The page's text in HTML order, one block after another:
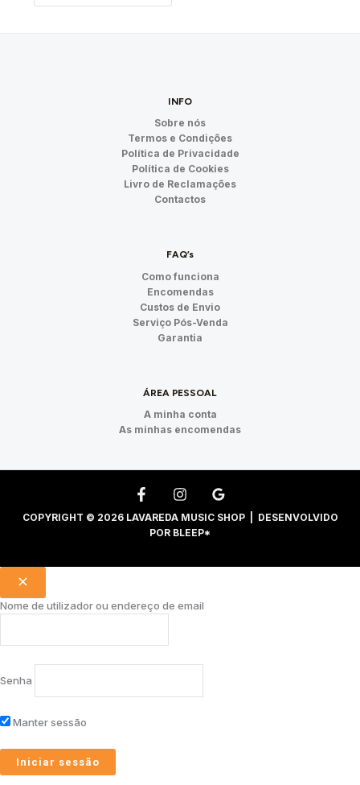
INFO
Sobre nós
Termos e Condições
Política de Privacidade
Política de Cookies
Livro de Reclamações
Contactos
FAQ’s
Como funciona
Encomendas
Custos de Envio
Serviço Pós-Venda
Garantia
ÁREA PESSOAL
A minha conta
As minhas encomendas
COPYRIGHT © 2026 LAVAREDA MUSIC SHOP | DESENVOLVIDO
POR BLEEP*
Nome de utilizador ou endereço de email
Senha
Manter sessão